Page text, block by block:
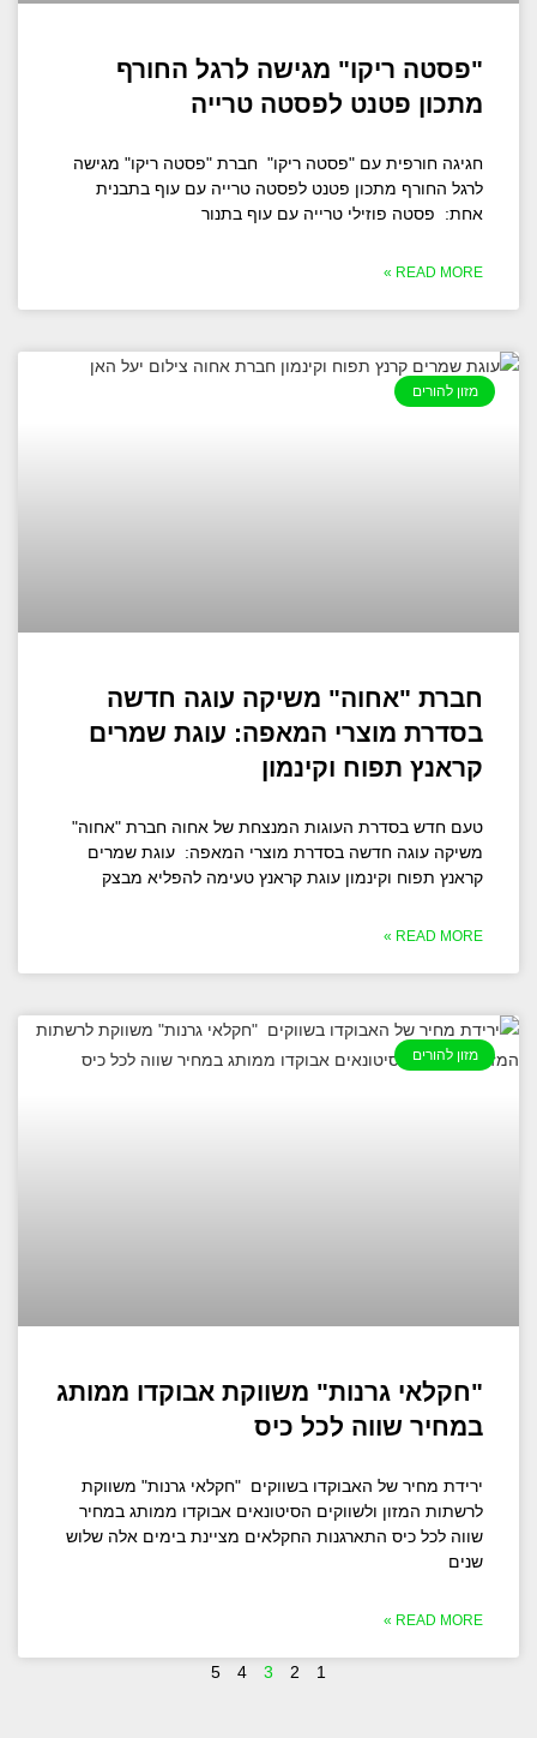
"פסטה ריקו" מגישה לרגל החורף
מתכון פטנט לפסטה טרייה
חגיגה חורפית עם "פסטה ריקו" חברת "פסטה ריקו" מגישה
לרגל החורף מתכון פטנט לפסטה טרייה עם עוף בתבנית
אחת: פסטה פוזילי טרייה עם עוף בתנור
READ MORE »
מזון להורים
חברת "אחוה" משיקה עוגה חדשה
בסדרת מוצרי המאפה: עוגת שמרים
קראנץ תפוח וקינמון
טעם חדש בסדרת העוגות המנצחת של אחוה חברת "אחוה"
משיקה עוגה חדשה בסדרת מוצרי המאפה: עוגת שמרים
קראנץ תפוח וקינמון עוגת קראנץ טעימה להפליא מבצק
READ MORE »
מזון להורים
"חקלאי גרנות" משווקת אבוקדו ממותג
במחיר שווה לכל כיס
ירידת מחיר של האבוקדו בשווקים "חקלאי גרנות" משווקת
לרשתות המזון ולשווקים הסיטונאים אבוקדו ממותג במחיר
שווה לכל כיס התארגנות החקלאים מציינת בימים אלה שלוש
שנים
READ MORE »
1
2
3
4
5